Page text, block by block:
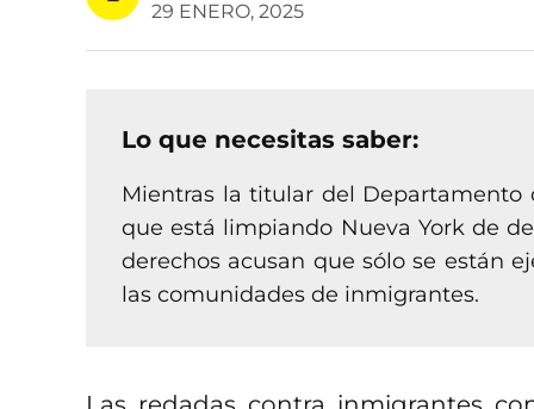
29 ENERO, 2025
Lo que necesitas saber:
Mientras la titular del Departamento
que está limpiando Nueva York de
derechos acusan que sólo se están
las comunidades de inmigrantes.